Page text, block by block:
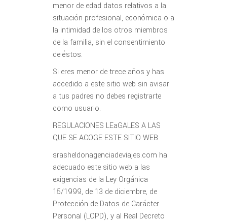
menor de edad datos relativos a la
situación profesional, económica o a
la intimidad de los otros miembros
de la familia, sin el consentimiento
de éstos.
Si eres menor de trece años y has
accedido a este sitio web sin avisar
a tus padres no debes registrarte
como usuario.
REGULACIONES LEaGALES A LAS
QUE SE ACOGE ESTE SITIO WEB
srasheldonagenciadeviajes.com ha
adecuado este sitio web a las
exigencias de la Ley Orgánica
15/1999, de 13 de diciembre, de
Protección de Datos de Carácter
Personal (LOPD), y al Real Decreto